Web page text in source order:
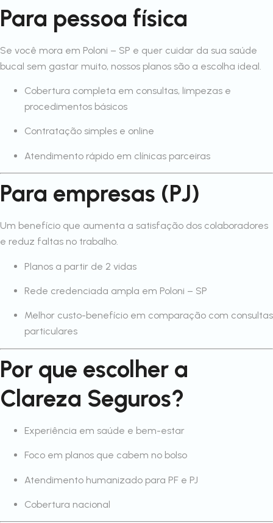
Para pessoa física
Se você mora em Poloni – SP e quer cuidar da sua saúde
bucal sem gastar muito, nossos planos são a escolha ideal.
Cobertura completa em consultas, limpezas e
procedimentos básicos
Contratação simples e online
Atendimento rápido em clínicas parceiras
Para empresas (PJ)
Um benefício que aumenta a satisfação dos colaboradores
e reduz faltas no trabalho.
Planos a partir de 2 vidas
Rede credenciada ampla em Poloni – SP
Melhor custo-benefício em comparação com consultas
particulares
Por que escolher a
Clareza Seguros?
Experiência em saúde e bem-estar
Foco em planos que cabem no bolso
Atendimento humanizado para PF e PJ
Cobertura nacional